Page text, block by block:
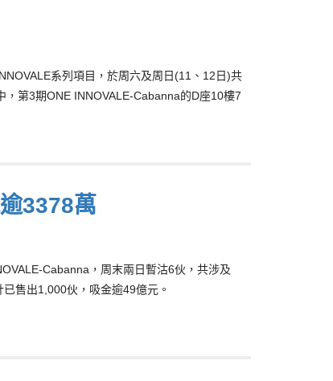
系列項目，於周六及周日(11、12日)共
第3期ONE INNOVALE-Cabanna的D座10樓7
3378萬
Cabanna，周末兩日暫沽6伙，共涉及
售出1,000伙，吸金逾49億元。